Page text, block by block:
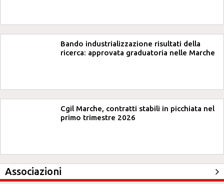
Bando industrializzazione risultati della
ricerca: approvata graduatoria nelle Marche
Cgil Marche, contratti stabili in picchiata nel
primo trimestre 2026
Associazioni